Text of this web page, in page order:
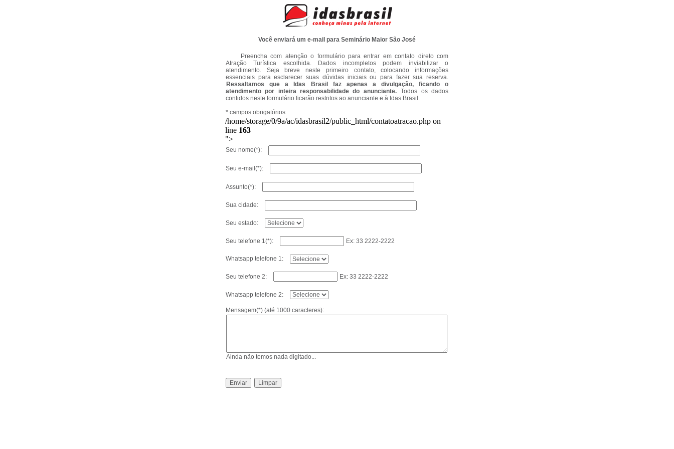
Você enviará um e-mail para Seminário Maior São José
Preencha com atenção o formulário para entrar em contato direto com
Atração Turística escolhida. Dados incompletos podem inviabilizar o
atendimento. Seja breve neste primeiro contato, colocando informações
essenciais para esclarecer suas dúvidas iniciais ou para fazer sua reserva.
Ressaltamos que a Idas Brasil faz apenas a divulgação, ficando o
atendimento por inteira responsabilidade do anunciante. Todos os dados
contidos neste formulário ficarão restritos ao anunciante e à Idas Brasil.
* campos obrigatórios
/home/storage/0/9a/ac/idasbrasil2/public_html/contatoatracao.php on
line 163
">
Seu nome(*):
Seu e-mail(*):
Assunto(*):
Sua cidade:
Seu estado:
Seu telefone 1(*): Ex: 33 2222-2222
Whatsapp telefone 1:
Seu telefone 2: Ex: 33 2222-2222
Whatsapp telefone 2:
Mensagem(*) (até 1000 caracteres):
Ainda não temos nada digitado...